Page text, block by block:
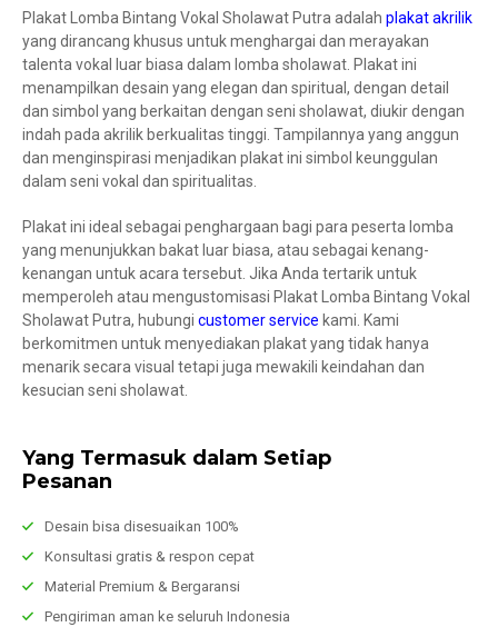
Plakat Lomba Bintang Vokal Sholawat Putra adalah plakat akrilik
yang dirancang khusus untuk menghargai dan merayakan
talenta vokal luar biasa dalam lomba sholawat. Plakat ini
menampilkan desain yang elegan dan spiritual, dengan detail
dan simbol yang berkaitan dengan seni sholawat, diukir dengan
indah pada akrilik berkualitas tinggi. Tampilannya yang anggun
dan menginspirasi menjadikan plakat ini simbol keunggulan
dalam seni vokal dan spiritualitas.
Plakat ini ideal sebagai penghargaan bagi para peserta lomba
yang menunjukkan bakat luar biasa, atau sebagai kenang-
kenangan untuk acara tersebut. Jika Anda tertarik untuk
memperoleh atau mengustomisasi Plakat Lomba Bintang Vokal
Sholawat Putra, hubungi customer service kami. Kami
berkomitmen untuk menyediakan plakat yang tidak hanya
menarik secara visual tetapi juga mewakili keindahan dan
kesucian seni sholawat.
Yang Termasuk dalam Setiap
Pesanan
Desain bisa disesuaikan 100%
Konsultasi gratis & respon cepat
Material Premium & Bergaransi
Pengiriman aman ke seluruh Indonesia